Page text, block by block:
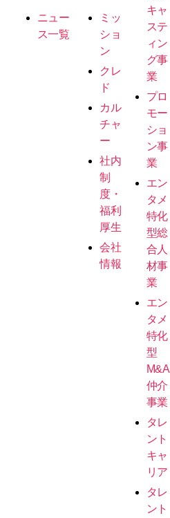
ニュー
ス一覧
ミッ
ショ
ン
クレ
ド
カル
チャ
ー
社内
制
度・
福利
厚生
会社
情報
キャ
ステ
ィン
グ事
業
プロ
モー
ショ
ン事
業
エン
タメ
特化
型総
合人
材事
業
エン
タメ
特化
型
M&A
仲介
事業
タレ
ント
キャ
リア
タレ
ント